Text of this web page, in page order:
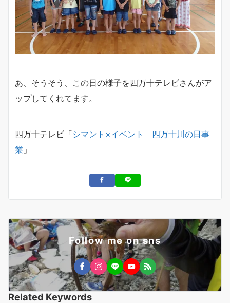
あ、そうそう、この日の様子を四万十テレビさんがア
ップしてくれてます。
四万十テレビ「シマント×イベント 四万十川の日事
業 」
Follow me on sns
Related Keywords